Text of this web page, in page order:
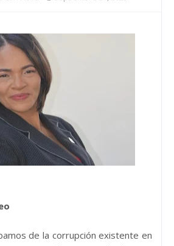
de la corrupción existente en